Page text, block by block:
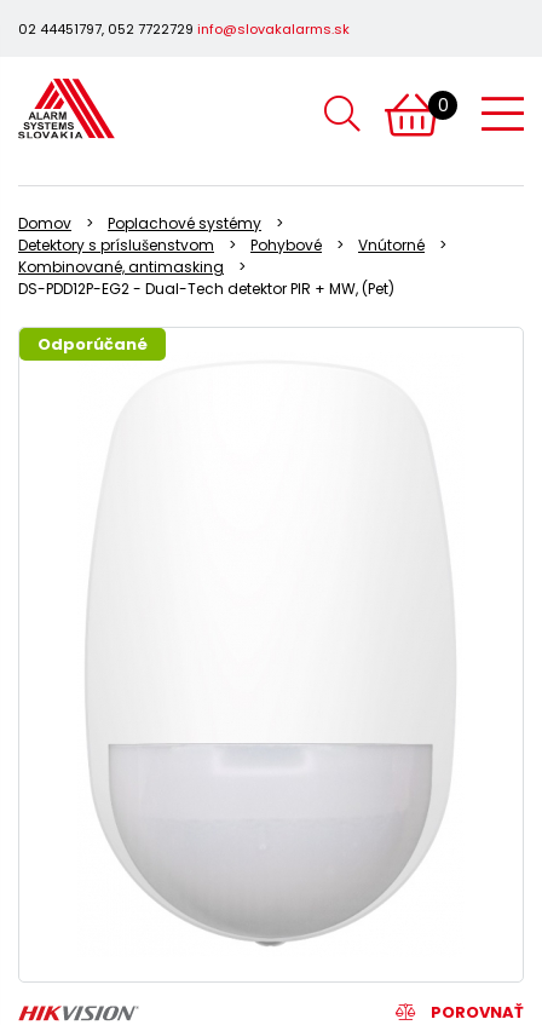
02 44451797, 052 7722729 info@slovakalarms.sk
0
Domov
Poplachové systémy
Detektory s príslušenstvom
Pohybové
Vnútorné
Kombinované, antimasking
DS-PDD12P-EG2 - Dual-Tech detektor PIR + MW, (Pet)
Odporúčané
POROVNAŤ